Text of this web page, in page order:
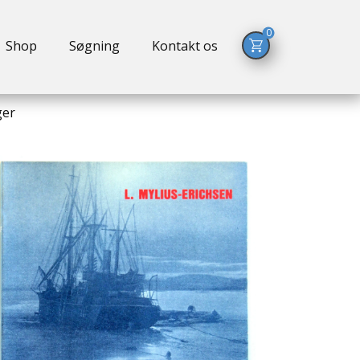
Shop Søgning Kontakt os
0